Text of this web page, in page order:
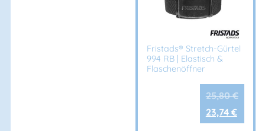
Fristads® Stretch-Gürtel
994 RB | Elastisch &
Flaschenöffner
25,80€
23,74 €